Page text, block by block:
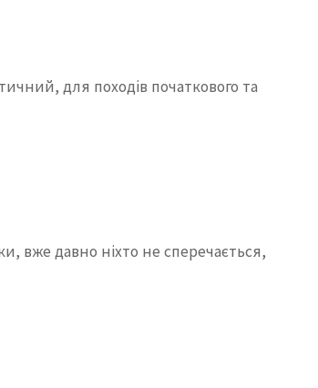
для походів початкового та
вже давно ніхто не сперечається,